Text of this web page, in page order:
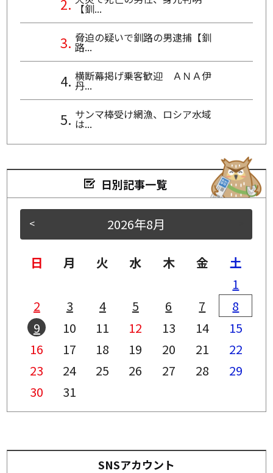
【釧...
脅迫の疑いで釧路の男逮捕【釧
路...
横断幕掲げ乗客歓迎 ＡＮＡ伊
丹...
サンマ棒受け網漁、ロシア水域
は...
日別記事一覧
< 2026年8月
日 月 火 水 木 金
土
1
2
3 4 5 6 7
8
9
10 11 12 13 14
15
16
17 18 19 20 21
22
23
24 25 26 27 28
29
30
31
SNSアカウント